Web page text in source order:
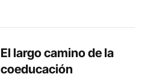
El largo camino de la
coeducación